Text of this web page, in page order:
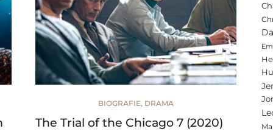
BIOGRAFIE, DRAMA
The Trial of the Chicago 7 (2020)